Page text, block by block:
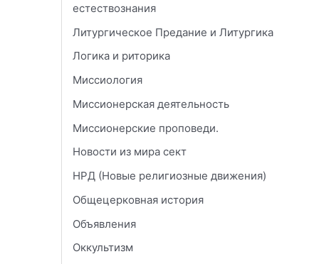
естествознания
Литургическое Предание и Литургика
Логика и риторика
Миссиология
Миссионерская деятельность
Миссионерские проповеди.
Новости из мира сект
НРД (Новые религиозные движения)
Общецерковная история
Объявления
Оккультизм